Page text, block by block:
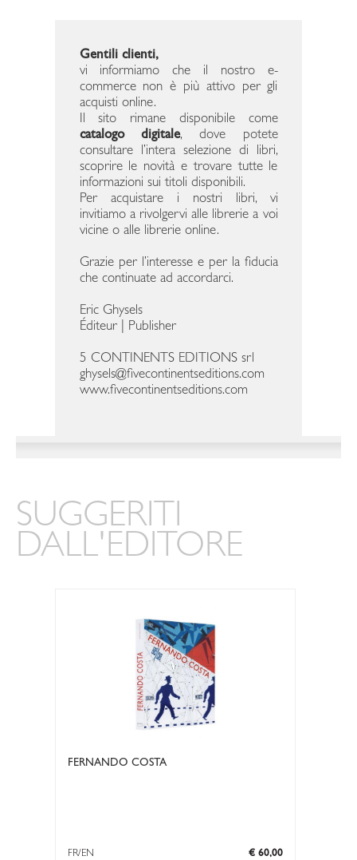
Gentili clienti,
vi informiamo che il nostro e-
commerce non è più attivo per gli
acquisti online.
Il sito rimane disponibile come
catalogo digitale, dove potete
consultare l’intera selezione di libri,
scoprire le novità e trovare tutte le
informazioni sui titoli disponibili.
Per acquistare i nostri libri, vi
invitiamo a rivolgervi alle librerie a voi
vicine o alle librerie online.
Grazie per l’interesse e per la fiducia
che continuate ad accordarci.
Eric Ghysels
Éditeur | Publisher
5 CONTINENTS EDITIONS srl
ghysels@fivecontinentseditions.com
www.fivecontinentseditions.com
SUGGERITI
DALL'EDITORE
FERNANDO COSTA
€ 60,00
FR/EN